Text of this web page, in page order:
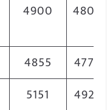
4900 4800
4855
4770
5151
4925